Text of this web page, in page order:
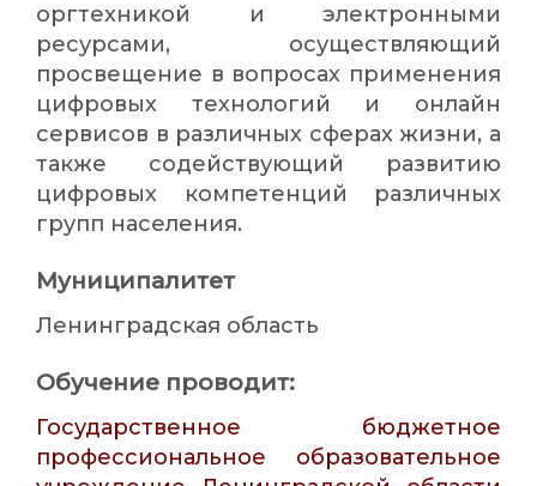
оргтехникой и электронными
ресурсами, осуществляющий
просвещение в вопросах применения
цифровых технологий и онлайн
сервисов в различных сферах жизни, а
также содействующий развитию
цифровых компетенций различных
групп населения.
Муниципалитет
Ленинградская область
Обучение проводит:
Государственное бюджетное
профессиональное образовательное